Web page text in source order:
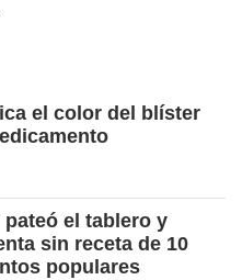
el color del blíster
pateó el tablero y
sin receta de 10
populares